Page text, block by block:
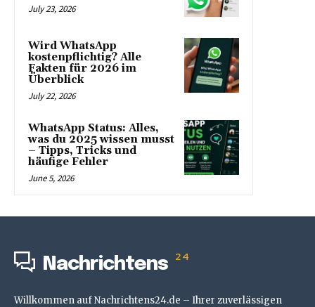
July 23, 2026
Wird WhatsApp
kostenpflichtig? Alle
Fakten für 2026 im
Überblick
July 22, 2026
WhatsApp Status: Alles,
was du 2025 wissen musst
– Tipps, Tricks und
häufige Fehler
June 5, 2026
Nachrichtens 24
Willkommen auf Nachrichtens24.de – Ihrer zuverlässigen